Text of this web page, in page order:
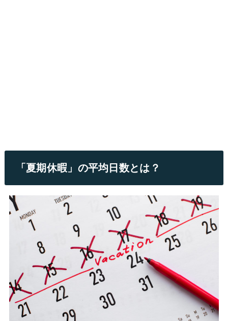
「夏期休暇」の平均日数とは？